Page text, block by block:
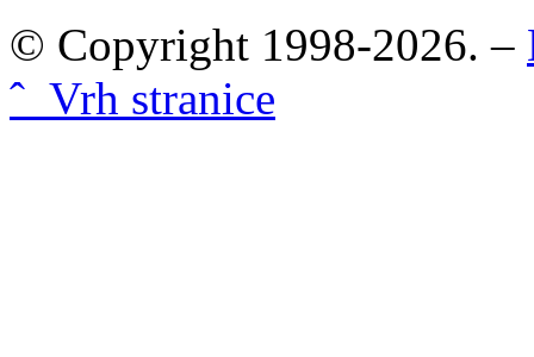
© Copyright 1998-2026. –
ˆ Vrh stranice